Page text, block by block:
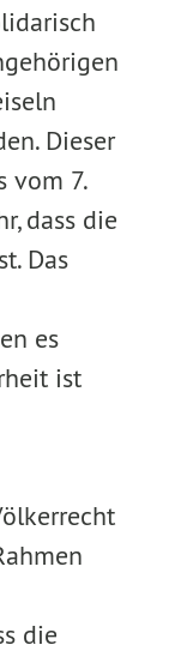
Dieser
vom 7.
dass die
Das
es
ist
die